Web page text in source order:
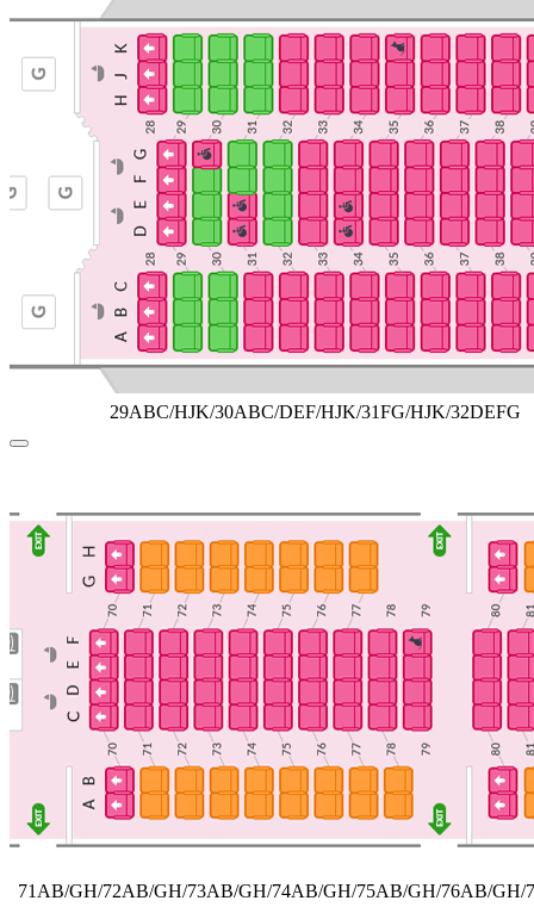
29ABC/HJK/30ABC/DEF/HJK/31FG/HJK/32DEFG
71AB/GH/72AB/GH/73AB/GH/74AB/GH/75AB/GH/76AB/